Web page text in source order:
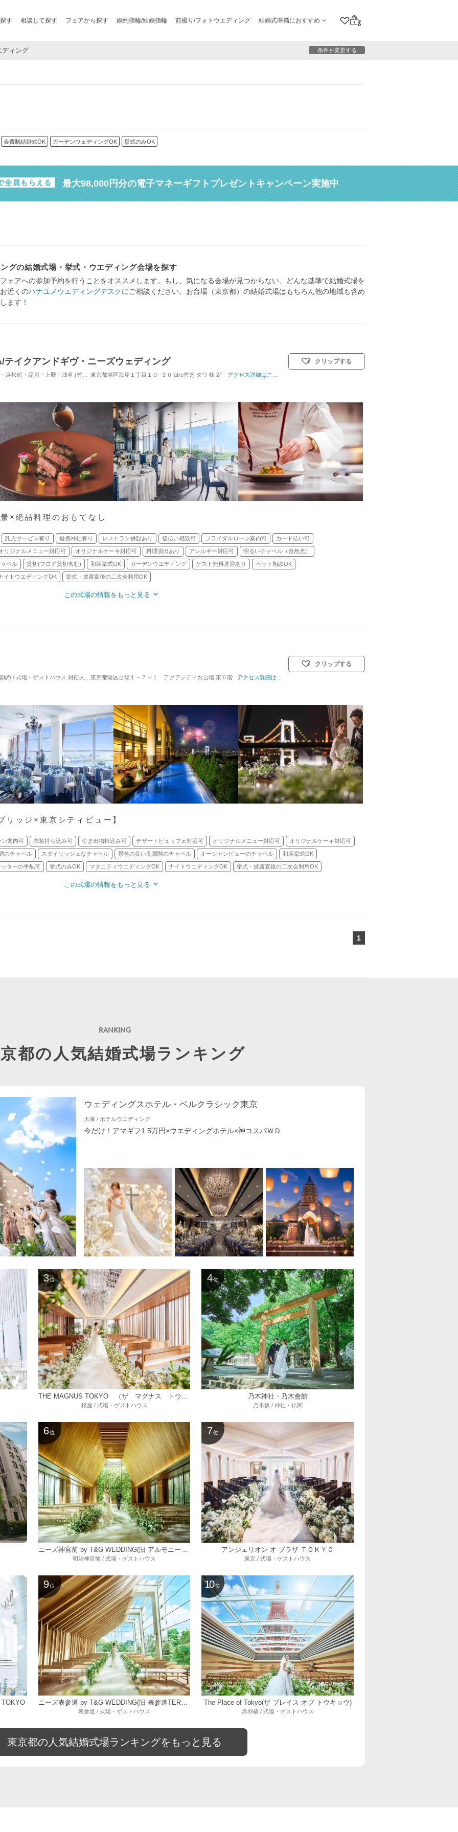
す 相談して探す フェアから探す 婚約指輪/結婚指輪 前撮り/フォトウエディング 結婚式準備におすすめ
クリップリスト
ログイン
ディング 条件を変更する
会費制結婚式OK ガーデンウェディングOK 挙式のみOK
全員もらえる 最大98,000円分の電子マネーギフトプレゼントキャンペーン実施中
グの結婚式場・挙式・ウエディング会場を探す
ェアへの参加予約を行うことをオススメします。もし、気になる会場が見つからない、どんな基準で結婚式場を
近くのハナユメウエディングデスクにご相談ください。お台場（東京都）の結婚式場はもちろん他の地域も含め
ます！
イクアンドギヴ・ニーズウェディング
川・上野・浅草 (竹芝駅) / レストランウエディング 対応人数: 着席：10名 ～ 82名 挙式スタイル: 教会式(キリスト教式)／神前式／人前式／和装人前式
東京都港区海岸１丁目１０−３０ atre竹芝 タワ 棟 2F アクセス詳細はこちら
クリップする
×絶品料理のおもてなし
託児サービス有り 提携神社有り レストラン併設あり 後払い相談可 ブライダルローン案内可 カード払い可
リジナルメニュー対応可 オリジナルケーキ対応可 料理演出あり アレルギー対応可 明るいチャペル（自然光）
ペル 貸切(フロア貸切含む) 和装挙式OK ガーデンウエディング ゲスト無料送迎あり ペット相談OK
イトウエディングOK 挙式・披露宴後の二次会利用OK
この式場の情報をもっと見る
駅) / 式場・ゲストハウス 対応人数: 着席：2名 ～ 80名 挙式スタイル: 教会式(キリスト教式)／人前式
東京都港区台場１－７－１ アクアシティお台場 東６階 アクセス詳細はこちら
クリップする
リッジ×東京シティビュー】
ン案内可 衣装持ち込み可 引き出物持込み可 デザートビュッフェ対応可 オリジナルメニュー対応可 オリジナルケーキ対応可
のチャペル スタイリッシュなチャペル 景色の良い高層階のチャペル オーシャンビューのチャペル 和装挙式OK
ターの手配可 挙式のみOK マタニティウエディングOK ナイトウエディングOK 挙式・披露宴後の二次会利用OK
この式場の情報をもっと見る
1
都の人気結婚式場ランキング
ウェディングスホテル・ベルクラシック東京
大塚 / ホテルウエディング
今だけ！アマギフ1.5万円×ウエディングホテル×神コスパＷＤ
3 位
THE MAGNUS TOKYO （ザ マグナス トウキョウ）
銀座 / 式場・ゲストハウス
4 位
乃木神社・乃木會館
乃木坂 / 神社・仏閣
6 位
明治神宮前 / 式場・ゲストハウス
7 位
アンジェリオン オ プラザ ＴＯＫＹＯ
東京 / 式場・ゲストハウス
9 位
ニーズ表参道 by T&G WEDDING(旧 表参道TERRACE)
表参道 / 式場・ゲストハウス
10 位
The Place of Tokyo(ザ プレイス オブ トウキョウ)
赤羽橋 / 式場・ゲストハウス
東京都の人気結婚式場ランキングをもっと見る